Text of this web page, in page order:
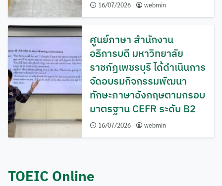
16/07/2026 webmin
ศูนย์ภาษา สำนักงาน
อธิการบดี มหาวิทยาลัย
ราชภัฏเพชรบุรี ได้ดำเนินการ
จัดอบรมกิจกรรมพัฒนา
ทักษะภาษาอังกฤษตามกรอบ
มาตรฐาน CEFR ระดับ B2
16/07/2026 webmin
TOEIC Online